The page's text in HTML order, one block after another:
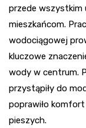
przede wszystkim
mieszkańcom.
wodociągowej
kluczowe
wody w centrum.
przystąpiły do
poprawiło
pieszych.